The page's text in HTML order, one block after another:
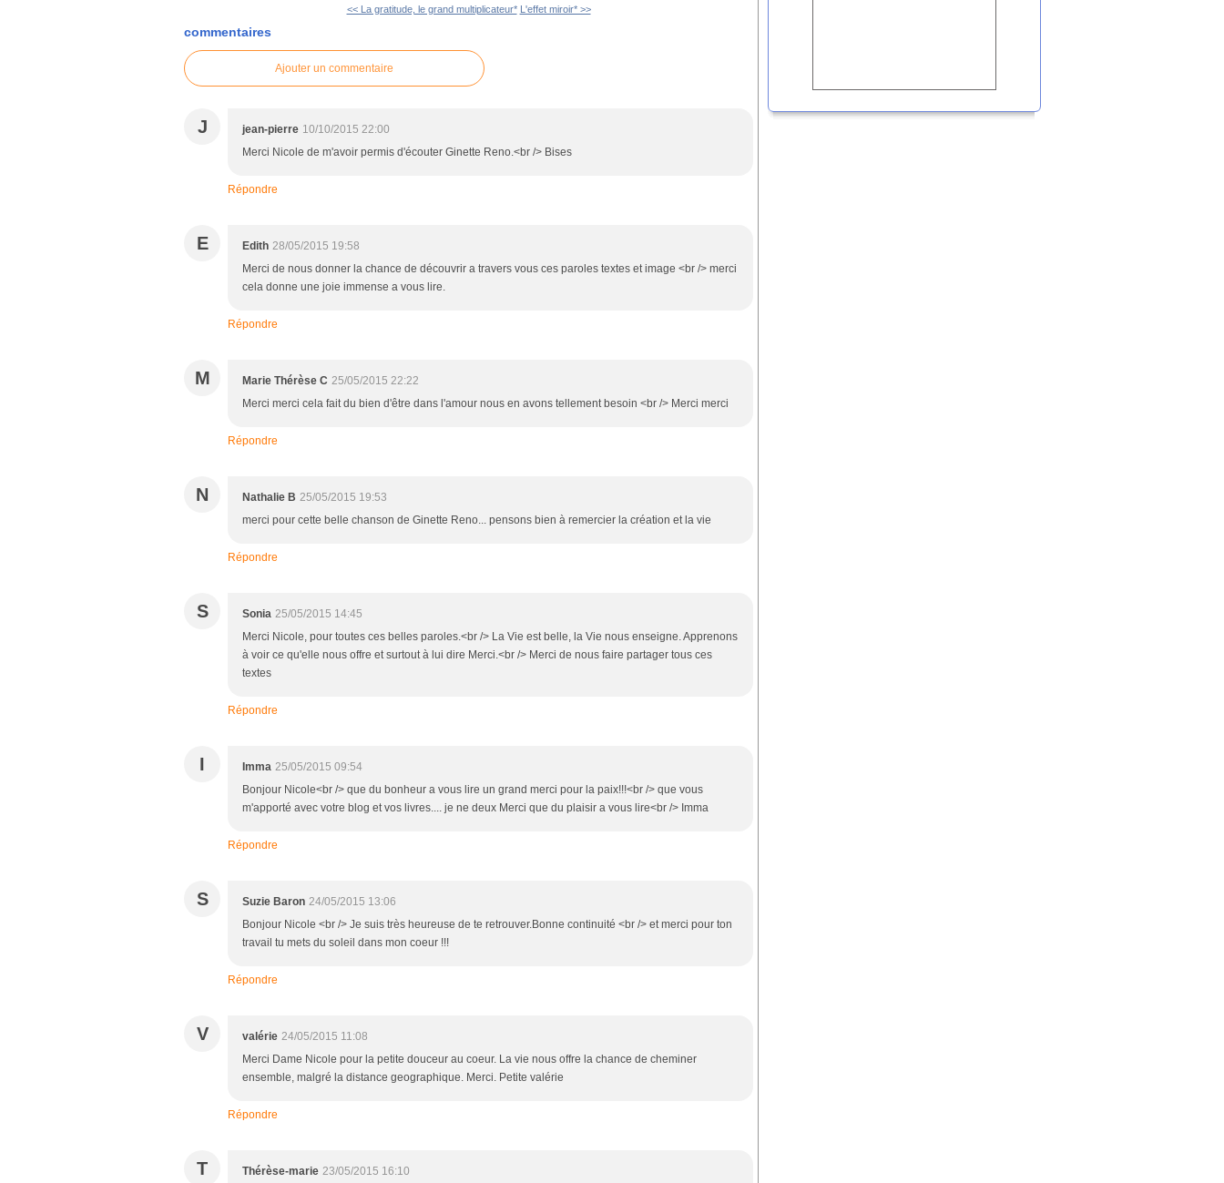
<< La gratitude, le grand multiplicateur* L'effet miroir* >>
commentaires
Ajouter un commentaire
J jean-pierre 10/10/2015 22:00
Merci Nicole de m'avoir permis d'écouter Ginette Reno.<br /> Bises
Répondre
E Edith 28/05/2015 19:58
Merci de nous donner la chance de découvrir a travers vous ces paroles textes et image <br /> merci
cela donne une joie immense a vous lire.
Répondre
M Marie Thérèse C 25/05/2015 22:22
Merci merci cela fait du bien d'être dans l'amour nous en avons tellement besoin <br /> Merci merci
Répondre
N Nathalie B 25/05/2015 19:53
merci pour cette belle chanson de Ginette Reno... pensons bien à remercier la création et la vie
Répondre
S Sonia 25/05/2015 14:45
Merci Nicole, pour toutes ces belles paroles.<br /> La Vie est belle, la Vie nous enseigne. Apprenons
à voir ce qu'elle nous offre et surtout à lui dire Merci.<br /> Merci de nous faire partager tous ces
textes
Répondre
I Imma 25/05/2015 09:54
Bonjour Nicole<br /> que du bonheur a vous lire un grand merci pour la paix!!!<br /> que vous
m'apporté avec votre blog et vos livres.... je ne deux Merci que du plaisir a vous lire<br /> Imma
Répondre
S Suzie Baron 24/05/2015 13:06
Bonjour Nicole <br /> Je suis très heureuse de te retrouver.Bonne continuité <br /> et merci pour ton
travail tu mets du soleil dans mon coeur !!!
Répondre
V valérie 24/05/2015 11:08
Merci Dame Nicole pour la petite douceur au coeur. La vie nous offre la chance de cheminer
ensemble, malgré la distance geographique. Merci. Petite valérie
Répondre
T Thérèse-marie 23/05/2015 16:10